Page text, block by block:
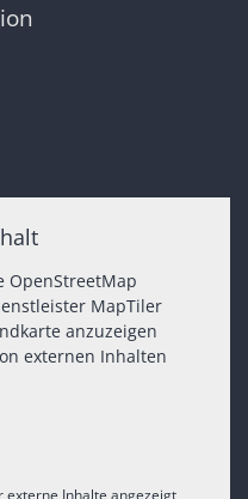
OpenStreetMap
MapTiler
anzuzeigen
externen Inhalten